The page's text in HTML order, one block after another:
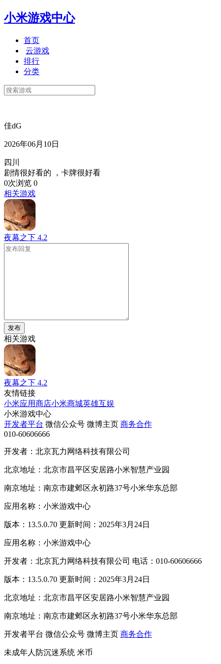
小米游戏中心
首页
云游戏
排行
分类
佳dG
2026年06月10日
四川
剧情很好看的 ，卡牌很好看
0次浏览 0
相关游戏
夜幕之下 4.2
发布
相关游戏
夜幕之下 4.2
友情链接
小米应用商店小米商城英雄互娱
小米游戏中心
开发者平台 微信公众号 微博主页 商务合作
010-60606666
开发者：北京瓦力网络科技有限公司
北京地址：北京市昌平区安居路小米智慧产业园
南京地址：南京市建邺区永初路37号小米华东总部
应用名称：小米游戏中心
版本：13.5.0.70 更新时间：2025年3月24日
应用名称：小米游戏中心
开发者：北京瓦力网络科技有限公司 电话：010-60606666
版本：13.5.0.70 更新时间：2025年3月24日
北京地址：北京市昌平区安居路小米智慧产业园
南京地址：南京市建邺区永初路37号小米华东总部
开发者平台 微信公众号 微博主页 商务合作
未成年人防沉迷系统 米币